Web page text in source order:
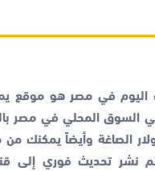
اليوم في مصر هو موقع
السوق المحلي في مصر
الصاغة وأيضاً يمكنك من
نشر تحديث فوري إلى